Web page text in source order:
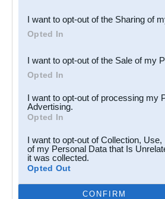
Downstream Participants
third parties.
I want to opt-out of the Sharing of
Opted In
I want to opt-out of the Sale of my
Opted In
I want to opt-out of processing my
Advertising.
Opted In
I want to opt-out of Collection,
of my Personal Data that Is
it was collected.
Opted Out
CONFIRM